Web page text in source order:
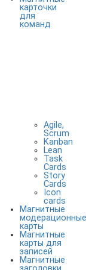
карточки
для
команд
Agile,
Scrum
Kanban
Lean
Task
Cards
Story
Cards
Icon
cards
Магнитные
модерационные
карты
Магнитные
карты для
записей
Магнитные